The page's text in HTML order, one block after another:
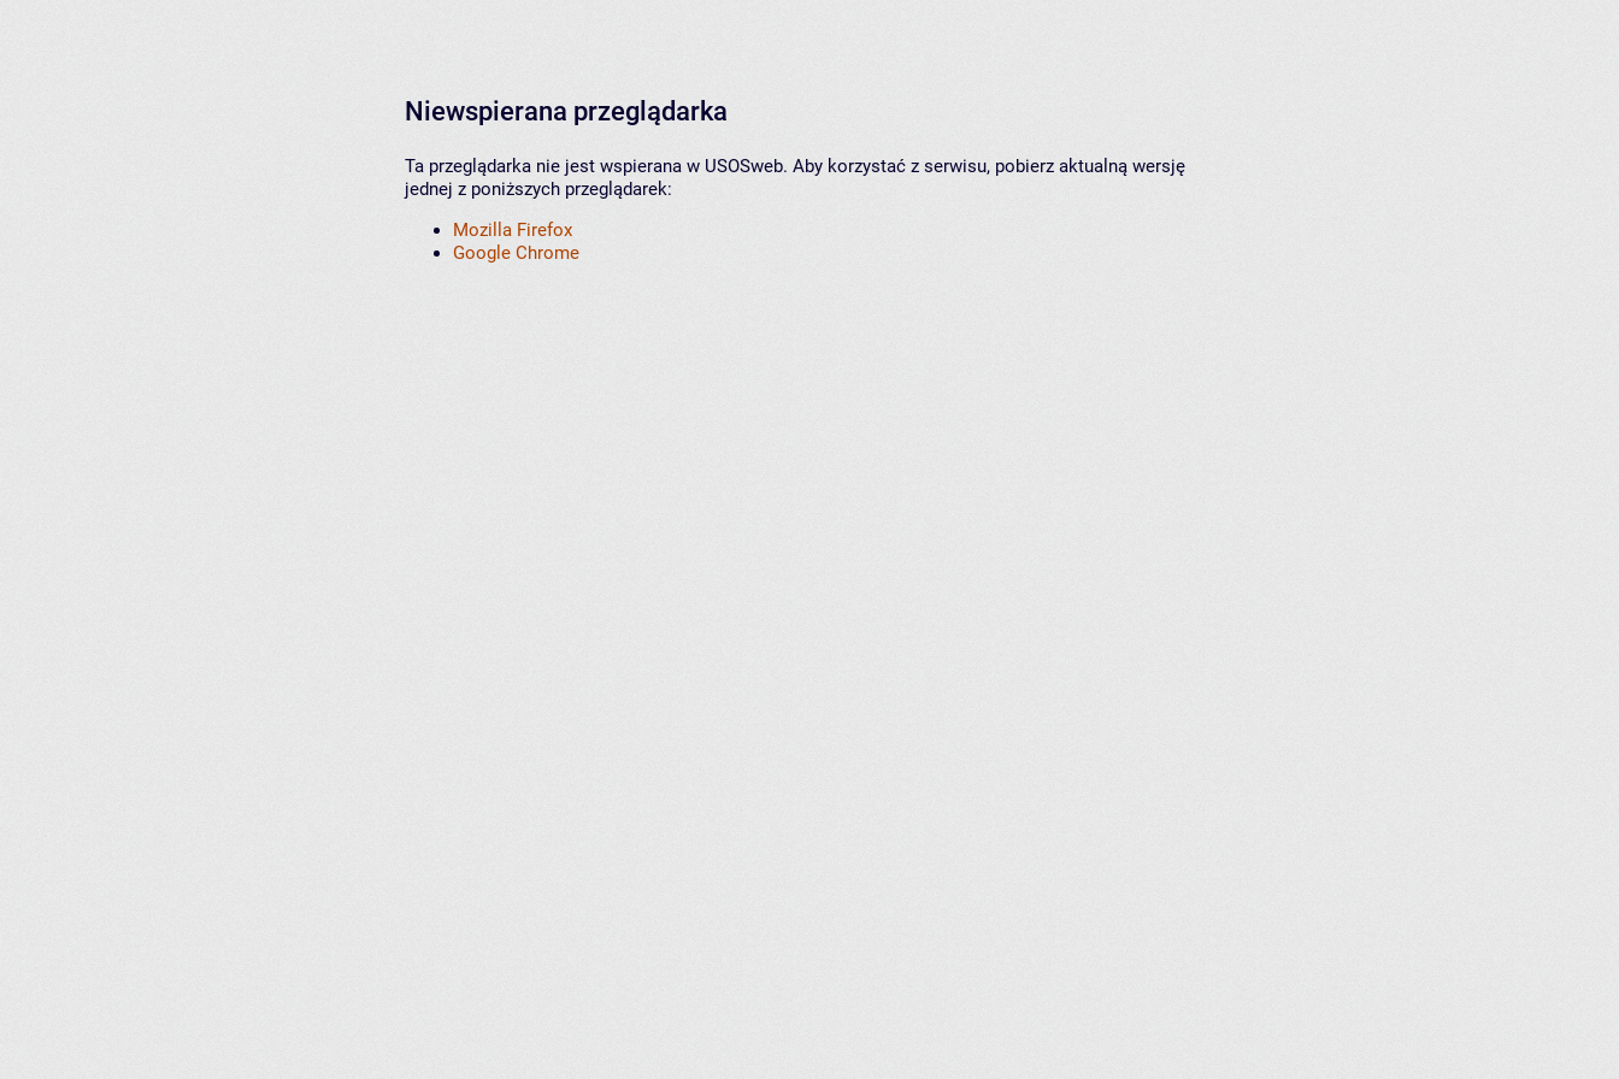
Niewspierana przeglądarka
Ta przeglądarka nie jest wspierana w USOSweb. Aby korzystać z serwisu, pobierz aktualną wersję
jednej z poniższych przeglądarek:
Mozilla Firefox
Google Chrome